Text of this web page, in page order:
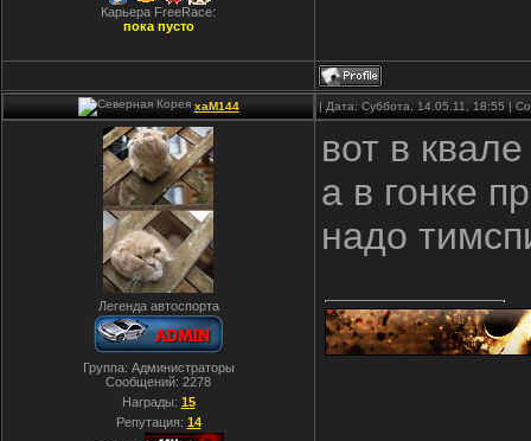
Карьера FreeRace:
пока пусто
xaM144 | Дата: Суббота, 14.05.11, 18:55 |
Легенда автоспорта
Группа: Администраторы
Сообщений: 2278
Награды: 15
Репутация: 14
вот в
а в гонке
надо